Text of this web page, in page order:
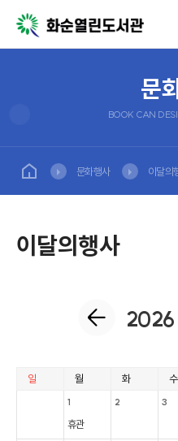
문
BOOK CAN
문화행사 이달의
이달의행사
2026
일 월 화 수
1
휴관
2 3